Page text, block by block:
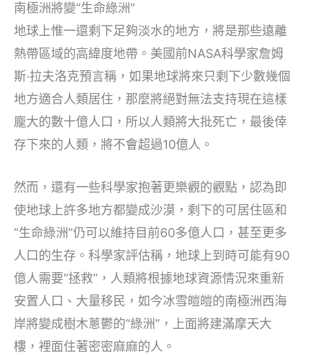
南極洲將變“生命綠洲”
地球上惟一還剩下足夠淡水的地方，將是那些遠離
熱帶區域的高緯度地帶。美國前NASA科學家詹姆
斯·拉夫洛克預言稱，如果地球將來只剩下少數幾個
地方適合人類居住，那麼將絕對無法支持現在這樣
龐大的數十億人口，所以人類將大批死亡，最後倖
存下來的人類，將不會超過10億人。
然而，還有一些科學家抱著更樂觀的觀點，認為即
使地球上許多地方都變成沙漠，剩下的可居住區和
“生命綠洲”仍可以維持目前60多億人口，甚至更多
人口的生存。科學家評估稱，地球上到時可能有90
億人需要“拯救”，人類將根據地球資源情況來重新
安置人口、大量移民，如今冰雪皚皚的南極洲西海
岸將變成樹木蔥鬱的“綠洲”，上面將建滿摩天大
樓，裡面住著密密麻麻的人。